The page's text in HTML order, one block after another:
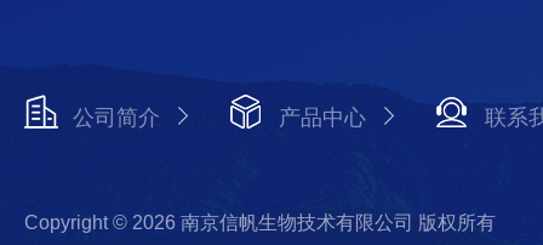
公司简介 产品中心 联系
Copyright © 2026 南京信帆生物技术有限公司 版权所有